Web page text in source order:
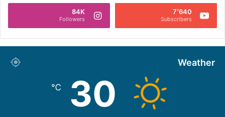
7٬640
Subscribers
84K
Followers
Weather
30
℃